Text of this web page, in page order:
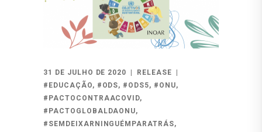
31 DE JULHO DE 2020
RELEASE
#EDUCAÇÃO, #ODS, #ODS5, #ONU,
#PACTOCONTRAACOVID,
#PACTOGLOBALDAONU,
#SEMDEIXARNINGUÉMPARATRÁS,